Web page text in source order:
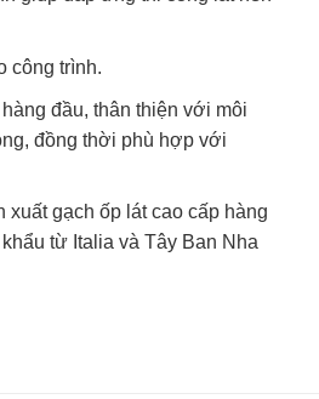
công trình.
đầu, thân thiện với môi
đồng thời phù hợp với
gạch ốp lát cao cấp hàng
từ Italia và Tây Ban Nha